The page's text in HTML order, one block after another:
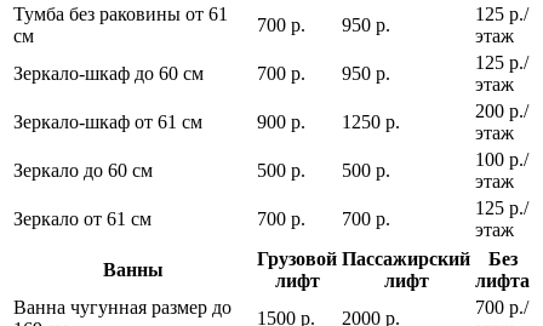
Тумба без раковины от 61
см
700 р. 950 р.
125 р./
этаж
Зеркало-шкаф до 60 см
700 р. 950 р.
125 р./
этаж
Зеркало-шкаф от 61 см
900 р. 1250 р.
200 р./
этаж
Зеркало до 60 см
500 р. 500 р.
100 р./
этаж
Зеркало от 61 см
700 р. 700 р.
125 р./
этаж
Ванны
Грузовой
лифт
Пассажирский
лифт
Без
лифта
Ванна чугунная размер до
1500 р. 2000 р.
700 р./